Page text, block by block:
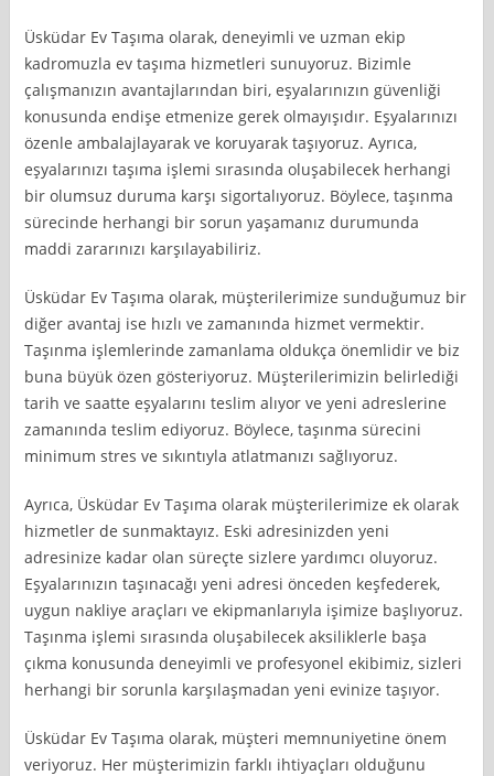
Üsküdar Ev Taşıma olarak, deneyimli ve uzman ekip
kadromuzla ev taşıma hizmetleri sunuyoruz. Bizimle
çalışmanızın avantajlarından biri, eşyalarınızın güvenliği
konusunda endişe etmenize gerek olmayışıdır. Eşyalarınızı
özenle ambalajlayarak ve koruyarak taşıyoruz. Ayrıca,
eşyalarınızı taşıma işlemi sırasında oluşabilecek herhangi
bir olumsuz duruma karşı sigortalıyoruz. Böylece, taşınma
sürecinde herhangi bir sorun yaşamanız durumunda
maddi zararınızı karşılayabiliriz.
Üsküdar Ev Taşıma olarak, müşterilerimize sunduğumuz bir
diğer avantaj ise hızlı ve zamanında hizmet vermektir.
Taşınma işlemlerinde zamanlama oldukça önemlidir ve biz
buna büyük özen gösteriyoruz. Müşterilerimizin belirlediği
tarih ve saatte eşyalarını teslim alıyor ve yeni adreslerine
zamanında teslim ediyoruz. Böylece, taşınma sürecini
minimum stres ve sıkıntıyla atlatmanızı sağlıyoruz.
Ayrıca, Üsküdar Ev Taşıma olarak müşterilerimize ek olarak
hizmetler de sunmaktayız. Eski adresinizden yeni
adresinize kadar olan süreçte sizlere yardımcı oluyoruz.
Eşyalarınızın taşınacağı yeni adresi önceden keşfederek,
uygun nakliye araçları ve ekipmanlarıyla işimize başlıyoruz.
Taşınma işlemi sırasında oluşabilecek aksiliklerle başa
çıkma konusunda deneyimli ve profesyonel ekibimiz, sizleri
herhangi bir sorunla karşılaşmadan yeni evinize taşıyor.
Üsküdar Ev Taşıma olarak, müşteri memnuniyetine önem
veriyoruz. Her müşterimizin farklı ihtiyaçları olduğunu